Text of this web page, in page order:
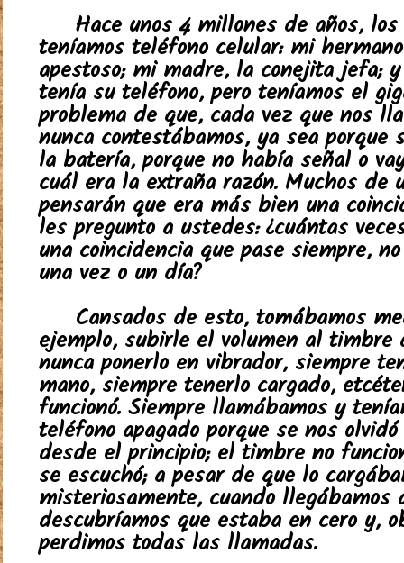
Hace unos 4 millones de años,
teníamos teléfono celular: mi
apestoso; mi madre, la conejita jefa; y
tenía su teléfono, pero teníamos el
problema de que, cada vez que nos
nunca contestábamos, ya sea porque
la batería, porque no había señal o
cuál era la extraña razón. Muchos de
pensarán que era más bien una
les pregunto a ustedes: ¿cuántas
una coincidencia que pase siempre,
una vez o un día?
Cansados de esto, tomábamos
ejemplo, subirle el volumen al timbre
nunca ponerlo en vibrador, siempre
mano, siempre tenerlo cargado,
funcionó. Siempre llamábamos y
teléfono apagado porque se nos
desde el principio; el timbre no
se escuchó; a pesar de que lo
misteriosamente, cuando llegábamos
descubríamos que estaba en cero y,
perdimos todas las llamadas.